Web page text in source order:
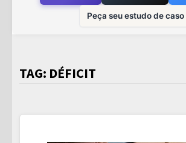
Peça seu estudo de caso
TAG: DÉFICIT